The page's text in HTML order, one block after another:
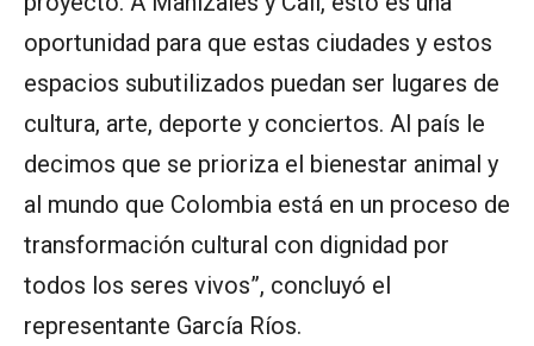
oportunidad para que estas ciudades y estos
espacios subutilizados puedan ser lugares de
cultura, arte, deporte y conciertos. Al país le
decimos que se prioriza el bienestar animal y
al mundo que Colombia está en un proceso de
transformación cultural con dignidad por
todos los seres vivos”, concluyó el
representante García Ríos.